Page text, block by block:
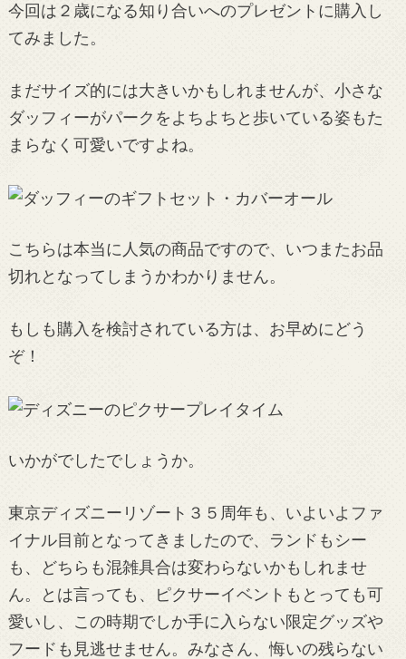
今回は２歳になる知り合いへのプレゼントに購入し
てみました。
まだサイズ的には大きいかもしれませんが、小さな
ダッフィーがパークをよちよちと歩いている姿もた
まらなく可愛いですよね。
こちらは本当に人気の商品ですので、いつまたお品
切れとなってしまうかわかりません。
もしも購入を検討されている方は、お早めにどう
ぞ！
いかがでしたでしょうか。
東京ディズニーリゾート３５周年も、いよいよファ
イナル目前となってきましたので、ランドもシー
も、どちらも混雑具合は変わらないかもしれませ
ん。とは言っても、ピクサーイベントもとっても可
愛いし、この時期でしか手に入らない限定グッズや
フードも見逃せません。みなさん、悔いの残らない